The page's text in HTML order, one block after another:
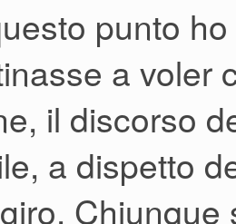
punto
a voler
il discorso
a dispetto